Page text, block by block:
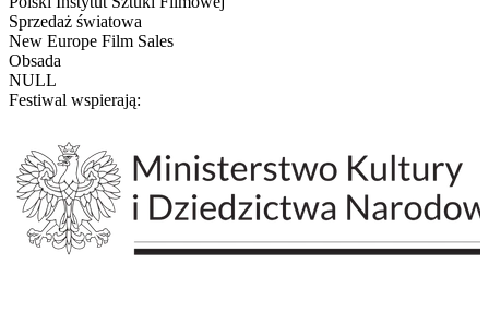
Sprzedaż światowa
New Europe Film Sales
Obsada
NULL
Festiwal wspierają: